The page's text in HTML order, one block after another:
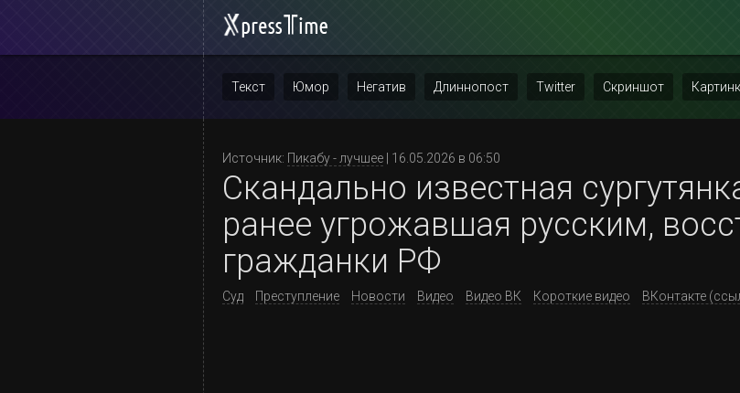
Текст Юмор Негатив Длиннопост Twitter Скриншот
Источник: Пикабу - лучшее | 16.05.2026 в 06:50
Скандально известная
ранее угрожавшая русским,
гражданки РФ
Суд Преступление Новости Видео Видео ВК Короткие видео ВКонтакте